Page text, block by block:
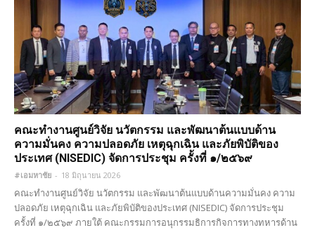
คณะทำงานศูนย์วิจัย นวัตกรรม และพัฒนาต้นแบบด้าน
ความมั่นคง ความปลอดภัย เหตุฉุกเฉิน และภัยพิบัติของ
ประเทศ (NISEDIC) จัดการประชุม ครั้งที่ ๑/๒๕๖๙
#เอมหาชัย - 18 มิถุนายน 2026
คณะทำงานศูนย์วิจัย นวัตกรรม และพัฒนาต้นแบบด้านความมั่นคง ความ
ปลอดภัย เหตุฉุกเฉิน และภัยพิบัติของประเทศ (NISEDIC) จัดการประชุม
ครั้งที่ ๑/๒๕๖๙ ภายใต้ คณะกรรมการอนุกรรมธิการกิจการทางทหารด้าน